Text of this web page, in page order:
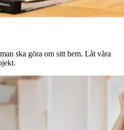
ska göra om sitt hem. Låt våra